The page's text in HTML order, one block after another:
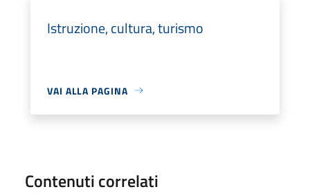
Istruzione, cultura, turismo
VAI ALLA PAGINA
Contenuti correlati